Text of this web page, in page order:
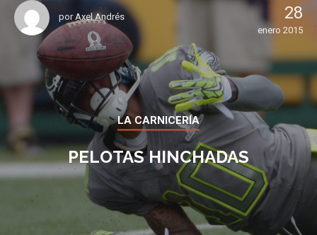
porAxel Andrés 28
enero 2015
LA CARNICERÍA
PELOTAS HINCHADAS